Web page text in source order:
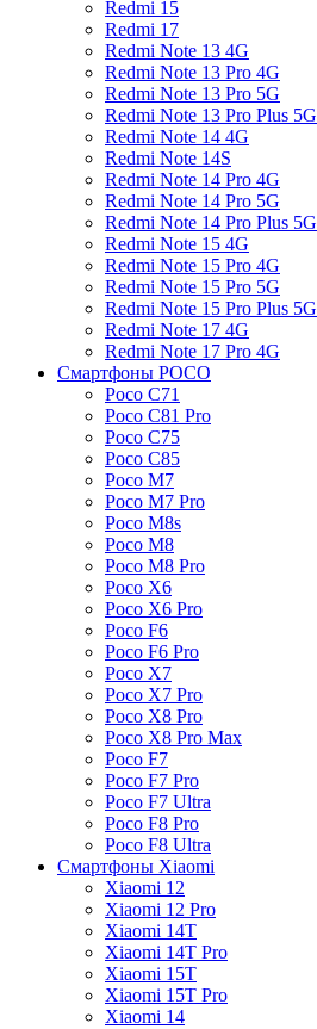
Redmi 15
Redmi 17
Redmi Note 13 4G
Redmi Note 13 Pro 4G
Redmi Note 13 Pro 5G
Redmi Note 13 Pro Plus 5G
Redmi Note 14 4G
Redmi Note 14S
Redmi Note 14 Pro 4G
Redmi Note 14 Pro 5G
Redmi Note 14 Pro Plus 5G
Redmi Note 15 4G
Redmi Note 15 Pro 4G
Redmi Note 15 Pro 5G
Redmi Note 15 Pro Plus 5G
Redmi Note 17 4G
Redmi Note 17 Pro 4G
Смартфоны POCO
Poco C71
Poco C81 Pro
Poco C75
Poco C85
Poco M7
Poco M7 Pro
Poco M8s
Poco M8
Poco M8 Pro
Poco X6
Poco X6 Pro
Poco F6
Poco F6 Pro
Poco X7
Poco X7 Pro
Poco X8 Pro
Poco X8 Pro Max
Poco F7
Poco F7 Pro
Poco F7 Ultra
Poco F8 Pro
Poco F8 Ultra
Смартфоны Xiaomi
Xiaomi 12
Xiaomi 12 Pro
Xiaomi 14T
Xiaomi 14T Pro
Xiaomi 15T
Xiaomi 15T Pro
Xiaomi 14